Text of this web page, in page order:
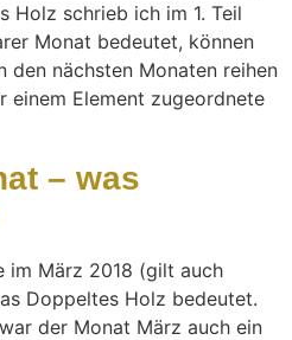
Holz schrieb ich im 1. Teil
Monat bedeutet, können
den nächsten Monaten reihen
einem Element zugeordnete
– was
im März 2018 (gilt auch
Doppeltes Holz bedeutet.
der Monat März auch ein